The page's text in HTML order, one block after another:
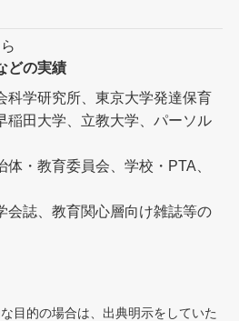
どの実績
科学研究所、東京大学発達保育
稲田大学、立教大学、パーソル
・教育委員会、学校・PTA、
会誌、教育関心層向け雑誌等の
目的の場合は、出典明示をしていた